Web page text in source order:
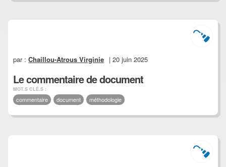
par :Chaillou-Atrous Virginie | 20 juin 2025
Le commentaire de document
MOT.S CLÉ.S :
commentaire document méthodologie